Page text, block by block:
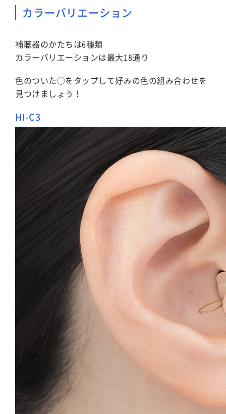
カラーバリエーション
補聴器のかたちは6種類
カラーバリエーションは最大18通り
色のついた○をタップして好みの色の組み合わせを
見つけましょう！
HI-C3